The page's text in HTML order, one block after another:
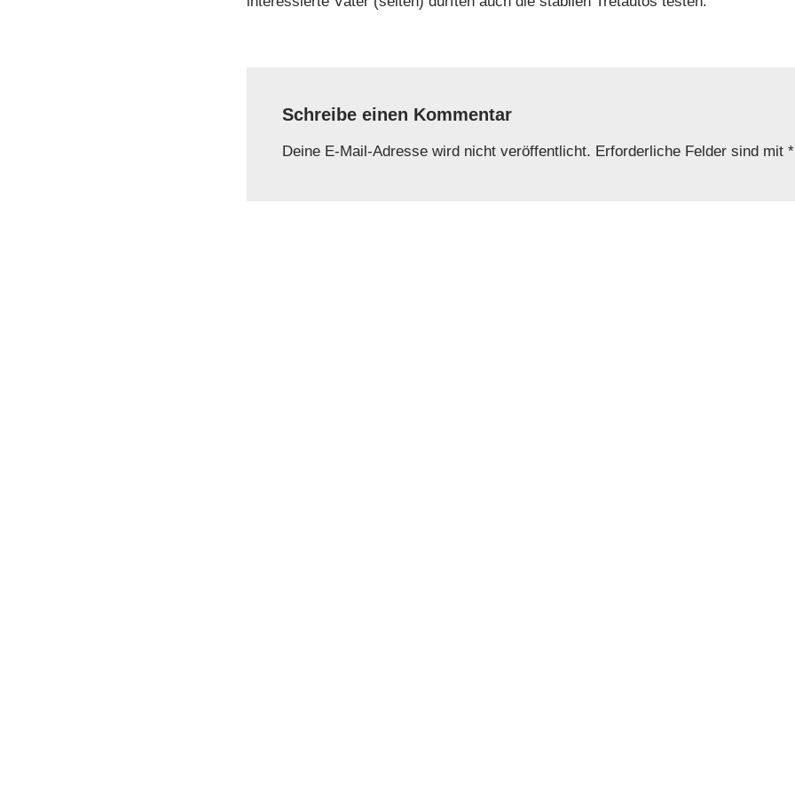
Schreibe einen Kommentar
Deine E-Mail-Adresse wird nicht veröffentlicht. Erforderliche Felder sind mit *